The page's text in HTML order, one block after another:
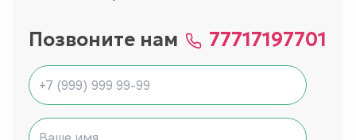
Позвоните нам 77717197701